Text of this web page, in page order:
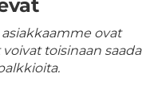
ovat
toisinaan saada